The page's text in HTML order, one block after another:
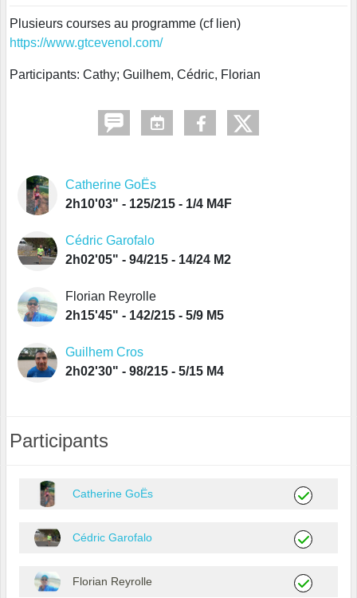
Plusieurs courses au programme (cf lien)
https://www.gtcevenol.com/
Participants: Cathy; Guilhem, Cédric, Florian
Catherine GoËs
2h10'03" - 125/215 - 1/4 M4F
Cédric Garofalo
2h02'05" - 94/215 - 14/24 M2
Florian Reyrolle
2h15'45" - 142/215 - 5/9 M5
Guilhem Cros
2h02'30" - 98/215 - 5/15 M4
Participants
Catherine GoËs
Cédric Garofalo
Florian Reyrolle